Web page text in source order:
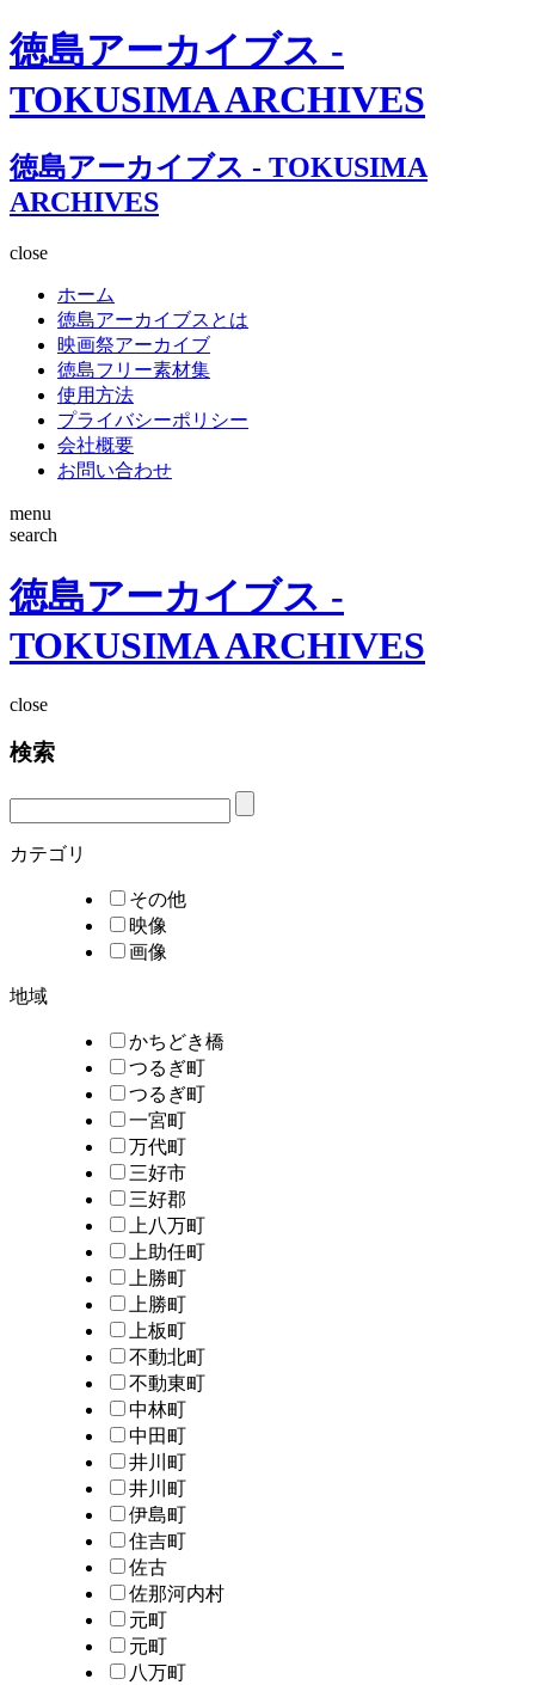
徳島アーカイブス -
TOKUSIMA ARCHIVES
徳島アーカイブス - TOKUSIMA
ARCHIVES
close
ホーム
徳島アーカイブスとは
映画祭アーカイブ
徳島フリー素材集
使用方法
プライバシーポリシー
会社概要
お問い合わせ
menu
search
徳島アーカイブス -
TOKUSIMA ARCHIVES
close
検索
カテゴリ
その他
映像
画像
地域
かちどき橋
つるぎ町
つるぎ町
一宮町
万代町
三好市
三好郡
上八万町
上助任町
上勝町
上勝町
上板町
不動北町
不動東町
中林町
中田町
井川町
井川町
伊島町
住吉町
佐古
佐那河内村
元町
元町
八万町